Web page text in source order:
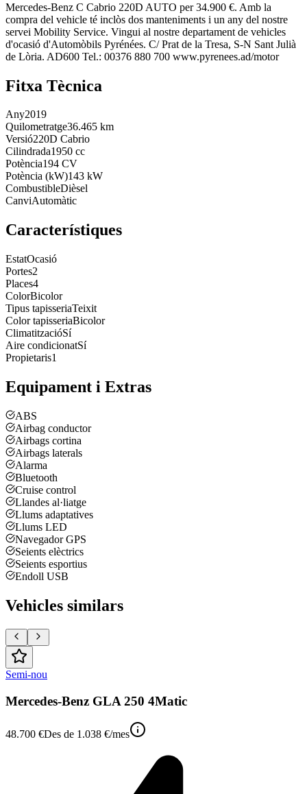
Mercedes-Benz C Cabrio 220D AUTO per 34.900 €. Amb la
compra del vehicle té inclòs dos manteniments i un any del nostre
servei Mobility Service. Vingui al nostre departament de vehicles
d'ocasió d'Automòbils Pyrénées. C/ Prat de la Tresa, S-N Sant Julià
de Lòria. AD600 Tel.: 00376 880 700 www.pyrenees.ad/motor
Fitxa Tècnica
Any2019
Quilometratge36.465 km
Versió220D Cabrio
Cilindrada1950 cc
Potència194 CV
Potència (kW)143 kW
CombustibleDièsel
CanviAutomàtic
Característiques
EstatOcasió
Portes2
Places4
ColorBicolor
Tipus tapisseriaTeixit
Color tapisseriaBicolor
ClimatitzacióSí
Aire condicionatSí
Propietaris1
Equipament i Extras
ABS
Airbag conductor
Airbags cortina
Airbags laterals
Alarma
Bluetooth
Cruise control
Llandes al·liatge
Llums adaptatives
Llums LED
Navegador GPS
Seients elèctrics
Seients esportius
Endoll USB
Vehicles similars
Semi-nou
Mercedes-Benz GLA 250 4Matic
48.700 €Des de 1.038 €/mes